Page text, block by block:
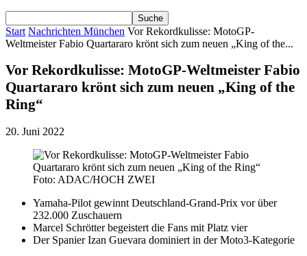
Start Nachrichten München Vor Rekordkulisse: MotoGP-
Weltmeister Fabio Quartararo krönt sich zum neuen „King of the...
Vor Rekordkulisse: MotoGP-Weltmeister Fabio
Quartararo krönt sich zum neuen „King of the
Ring“
20. Juni 2022
Foto: ADAC/HOCH ZWEI
Yamaha-Pilot gewinnt Deutschland-Grand-Prix vor über
232.000 Zuschauern
Marcel Schrötter begeistert die Fans mit Platz vier
Der Spanier Izan Guevara dominiert in der Moto3-Kategorie